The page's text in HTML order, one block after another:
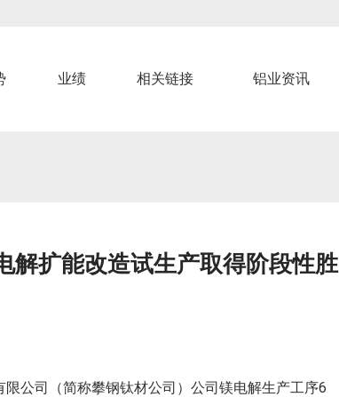
业绩 相关链接 铝业资讯
解扩能改造试生产取得阶段性胜
公司（简称攀钢钛材公司）公司镁电解生产工序6